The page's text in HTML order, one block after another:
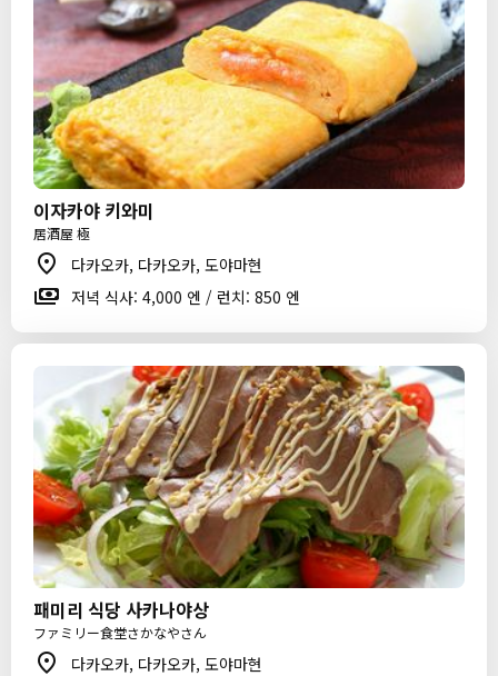
이자카야 키와미
居酒屋 極
다카오카, 다카오카, 도야마현
저녁 식사: 4,000 엔 / 런치: 850 엔
패미리 식당 사카나야상
ファミリー食堂さかなやさん
다카오카, 다카오카, 도야마현